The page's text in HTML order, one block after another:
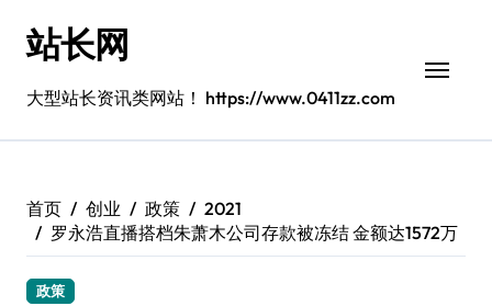
站长网
大型站长资讯类网站！ https://www.0411zz.com
首页 创业 政策
2021
罗永浩直播搭档朱萧木公司存款被冻结 金额达1572万
政策